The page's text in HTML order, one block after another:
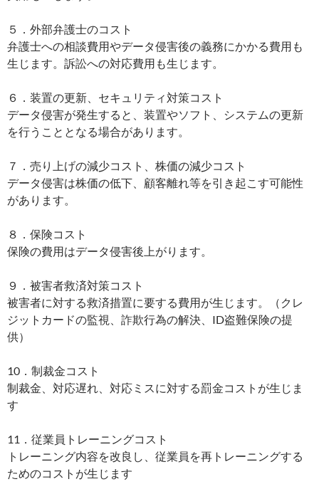
５．外部弁護士のコスト
弁護士への相談費用やデータ侵害後の義務にかかる費用も
生じます。訴訟への対応費用も生じます。
６．装置の更新、セキュリティ対策コスト
データ侵害が発生すると、装置やソフト、システムの更新
を行うこととなる場合があります。
７．売り上げの減少コスト、株価の減少コスト
データ侵害は株価の低下、顧客離れ等を引き起こす可能性
があります。
８．保険コスト
保険の費用はデータ侵害後上がります。
９．被害者救済対策コスト
被害者に対する救済措置に要する費用が生じます。（クレ
ジットカードの監視、詐欺行為の解決、ID盗難保険の提
供）
10．制裁金コスト
制裁金、対応遅れ、対応ミスに対する罰金コストが生じま
す
11．従業員トレーニングコスト
トレーニング内容を改良し、従業員を再トレーニングする
ためのコストが生じます